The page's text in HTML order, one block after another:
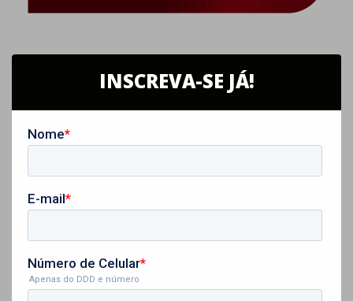
INSCREVA-SE JÁ!